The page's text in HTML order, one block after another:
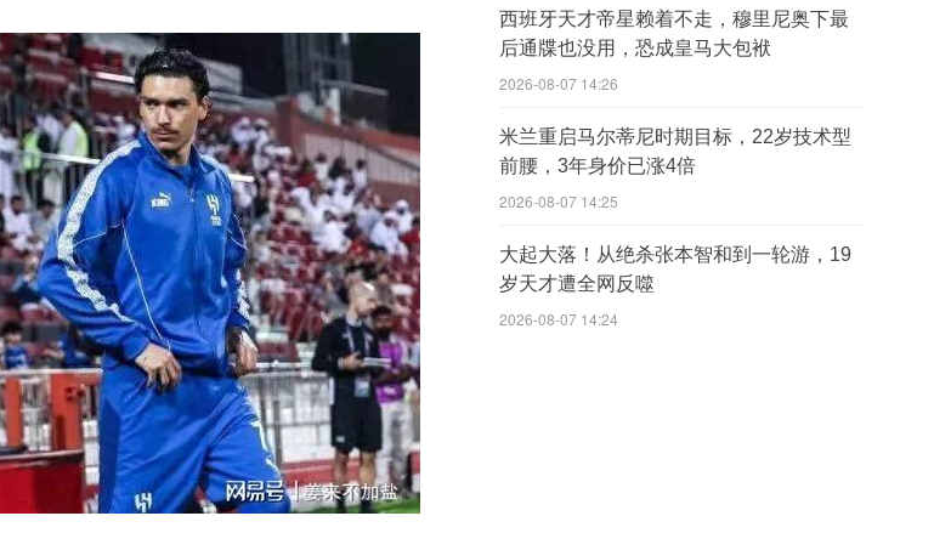
西班牙天才帝星赖着不走，穆里尼奥下最
后通牒也没用，恐成皇马大包袱
2026-08-07 14:26
米兰重启马尔蒂尼时期目标，22岁技术型
前腰，3年身价已涨4倍
2026-08-07 14:25
大起大落！从绝杀张本智和到一轮游，19
岁天才遭全网反噬
2026-08-07 14:24